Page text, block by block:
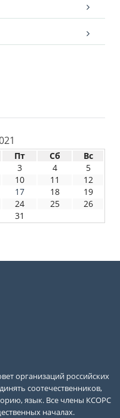
Пт Сб
Вс
3 4
5
10 11
12
17 18
19
24 25
26
31
организаций российских
соотечественников,
язык. Все члены КСОРС
началах.